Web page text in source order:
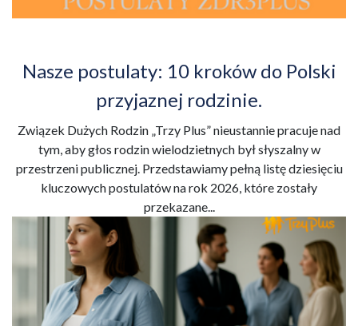
Nasze postulaty: 10 kroków do Polski
przyjaznej rodzinie.
Związek Dużych Rodzin „Trzy Plus” nieustannie pracuje nad
tym, aby głos rodzin wielodzietnych był słyszalny w
przestrzeni publicznej. Przedstawiamy pełną listę dziesięciu
kluczowych postulatów na rok 2026, które zostały
przekazane...